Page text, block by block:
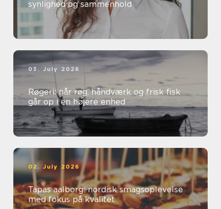
synlighed og sammenhold
03. July 2026
Røgeri: når røg, håndværk og frisk fisk
går op i en højere enhed
02. July 2026
Tapas aalborg: nordisk smagsoplevelse
med fokus på kvalitet